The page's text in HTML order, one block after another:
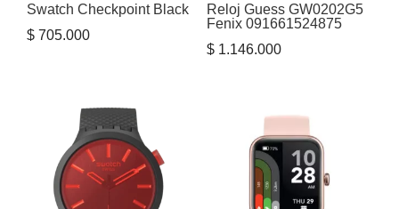
Swatch Checkpoint Black
$ 705.000
Reloj Guess GW0202G5
Fenix 091661524875
$1.146.000